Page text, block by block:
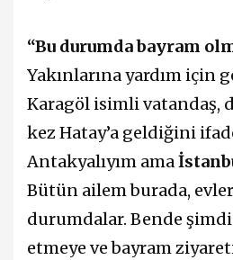
“Bu durumda bayram
Yakınlarına yardım için
Karagöl isimli vatandaş,
kez Hatay’a geldiğini
Antakyalıyım ama
Bütün ailem burada, evler
durumdalar. Bende şimdi
etmeye ve bayram